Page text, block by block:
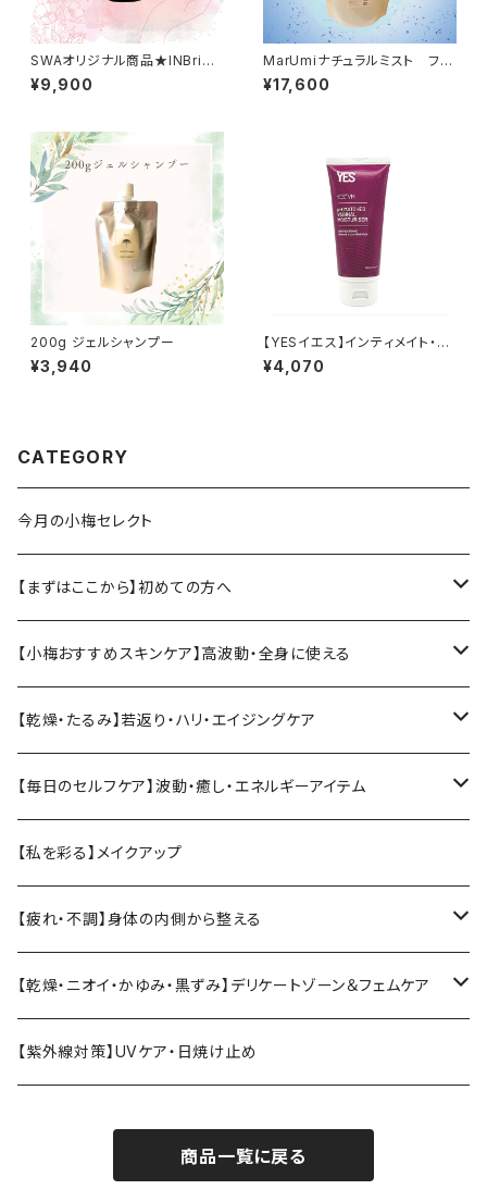
SWAオリジナル商品★INBrigh
t® Feminine Oil 30ml 送
料無料
¥9,900
MarUmiナチュラルミスト フェ
イスandボディ 美容液水 詰め
替え用
¥17,600
200g ジェルシャンプー
¥3,940
【YESイエス】インティメイト・モ
イスチャージェル VM
¥4,070
CATEGORY
今月の小梅セレクト
【まずはここから】初めての方へ
小梅おすすめ基本セット
【小梅おすすめスキンケア】高波動・全身に使える
ソマチットククイ化粧品
ヴィーガンジェル
ククイウォーター・プレミアムウォーター
【乾燥・たるみ】若返り・ハリ・エイジングケア
【Vianne】シリーズ
【KIREI】シリーズ
MarUmi
【毎日のセルフケア】波動・癒し・エネルギーアイテム
テラヘルツ
温活・身体ケア
ブラシ
CBD
バスソルト
【私を彩る】メイクアップ
【疲れ・不調】身体の内側から整える
エラスチン
エクソソームドリンク
【乾燥・ニオイ・かゆみ・黒ずみ】デリケートゾーン＆フェムケア
デリケートゾーン・フェムケア
温活・身体ケア
【紫外線対策】UVケア・日焼け止め
商品一覧に戻る